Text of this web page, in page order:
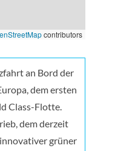
contributors
an Bord der
dem ersten
Class-Flotte.
dem derzeit
grüner